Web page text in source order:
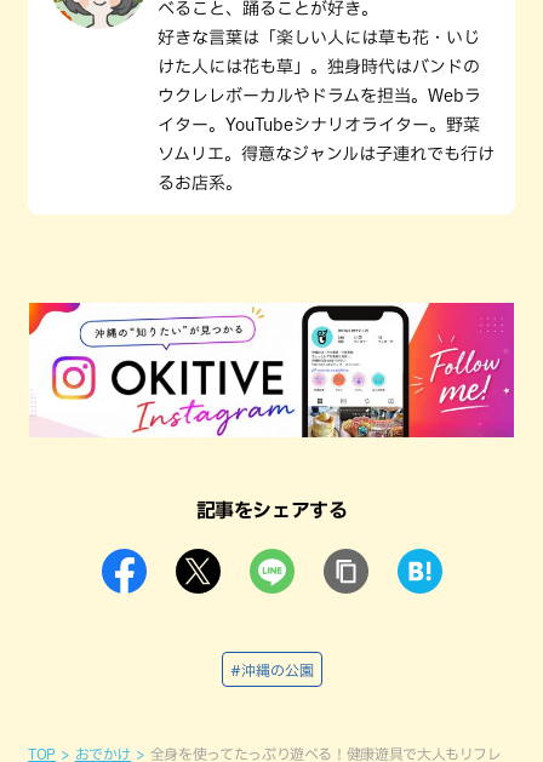
べること、踊ることが好き。
好きな言葉は「楽しい人には草も花・いじ
けた人には花も草」。独身時代はバンドの
ウクレレボーカルやドラムを担当。Webラ
イター。YouTubeシナリオライター。野菜
ソムリエ。得意なジャンルは子連れでも行け
るお店系。
記事をシェアする
#沖縄の公園
TOP おでかけ
全身を使ってたっぷり遊べる！健康遊具で大人もリフレ